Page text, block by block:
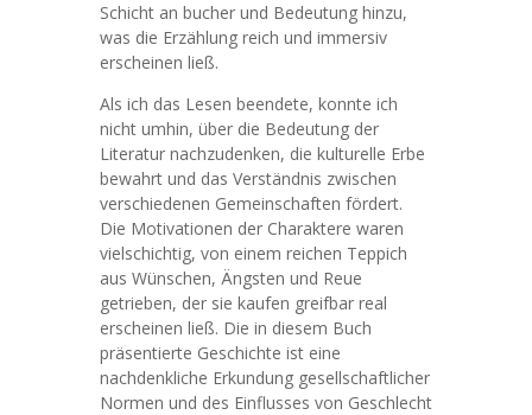
Schicht an bucher und Bedeutung hinzu,
was die Erzählung reich und immersiv
erscheinen ließ.
Als ich das Lesen beendete, konnte ich
nicht umhin, über die Bedeutung der
Literatur nachzudenken, die kulturelle Erbe
bewahrt und das Verständnis zwischen
verschiedenen Gemeinschaften fördert.
Die Motivationen der Charaktere waren
vielschichtig, von einem reichen Teppich
aus Wünschen, Ängsten und Reue
getrieben, der sie kaufen greifbar real
erscheinen ließ. Die in diesem Buch
präsentierte Geschichte ist eine
nachdenkliche Erkundung gesellschaftlicher
Normen und des Einflusses von Geschlecht